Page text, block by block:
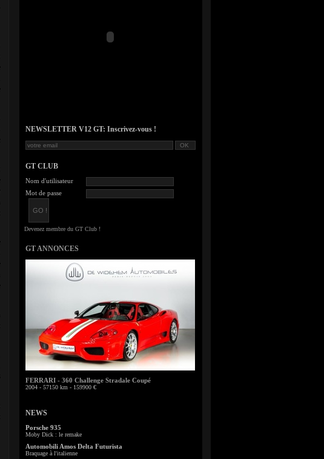
NEWSLETTER V12 GT: Inscrivez-vous !
GT CLUB
Nom d'utilisateur
Mot de passe
GT ANNONCES
FERRARI - 360 Challenge Stradale Coupé
2004 - 57150 km - 159900 €
NEWS
Porsche 935
Moby Dick : le remake
Automobili Amos Delta Futurista
Braquage à l'italienne